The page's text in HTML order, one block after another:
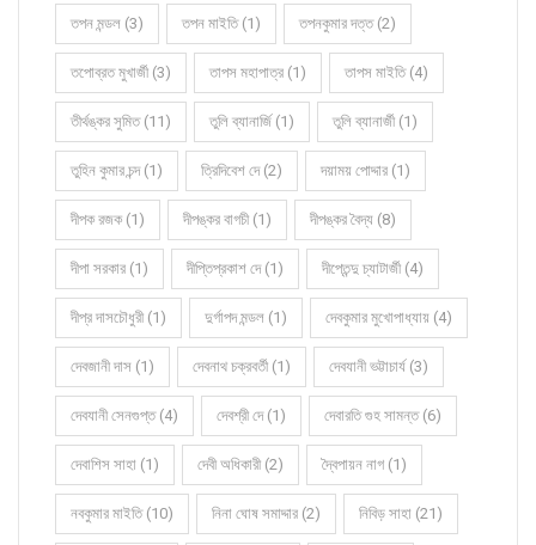
তপন মন্ডল (3) তপন মাইতি (1) তপনকুমার দত্ত (2)
তপোব্রত মুখার্জী (3) তাপস মহাপাত্র (1) তাপস মাইতি (4)
তীর্থঙ্কর সুমিত (11) তুলি ব্যানার্জি (1) তুলি ব্যানার্জী (1)
তুহিন কুমার চন্দ (1) ত্রিদিবেশ দে (2) দয়াময় পোদ্দার (1)
দীপক রজক (1) দীপঙ্কর বাগচী (1) দীপঙ্কর বৈদ্য (8)
দীপা সরকার (1) দীপ্তিপ্রকাশ দে (1) দীপ্তেন্দু চ্যাটার্জী (4)
দীপ্র দাসচৌধুরী (1) দুর্গাপদ মন্ডল (1) দেবকুমার মুখোপাধ্যায় (4)
দেবজানী দাস (1) দেবনাথ চক্রবর্তী (1) দেবযানী ভট্টাচার্য (3)
দেবযানী সেনগুপ্ত (4) দেবশ্রী দে (1) দেবারতি গুহ সামন্ত (6)
দেবাশিস সাহা (1) দেবী অধিকারী (2) দ্বৈপায়ন নাগ (1)
নবকুমার মাইতি (10) নিনা ঘোষ সমাদ্দার (2) নিবিড় সাহা (21)